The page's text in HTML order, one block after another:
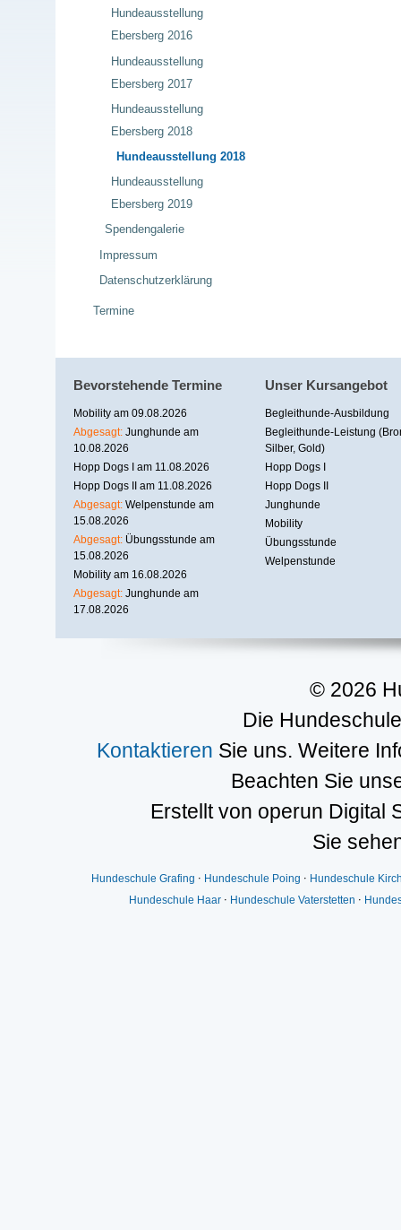
Hundeausstellung
Ebersberg 2016
Hundeausstellung
Ebersberg 2017
Hundeausstellung
Ebersberg 2018
Hundeausstellung 2018
Hundeausstellung
Ebersberg 2019
Spendengalerie
Impressum
Datenschutzerklärung
Termine
Bevorstehende Termine
Mobility am 09.08.2026
Abgesagt: Junghunde am
10.08.2026
Hopp Dogs I am 11.08.2026
Hopp Dogs II am 11.08.2026
Abgesagt: Welpenstunde am
15.08.2026
Abgesagt: Übungsstunde am
15.08.2026
Mobility am 16.08.2026
Abgesagt: Junghunde am
17.08.2026
Unser Kursangebot
Begleithunde-Ausbildung
Begleithunde-Leistung
Silber, Gold)
Hopp Dogs I
Hopp Dogs II
Junghunde
Mobility
Übungsstunde
Welpenstunde
© 2026
Die
Kontaktieren Sie uns. Weitere
Beachten Sie
Erstellt von operun Digital
Sie
Hundeschule Grafing ⋅ Hundeschule Poing ⋅ Hundeschule
Hundeschule Haar ⋅ Hundeschule Vaterstetten ⋅